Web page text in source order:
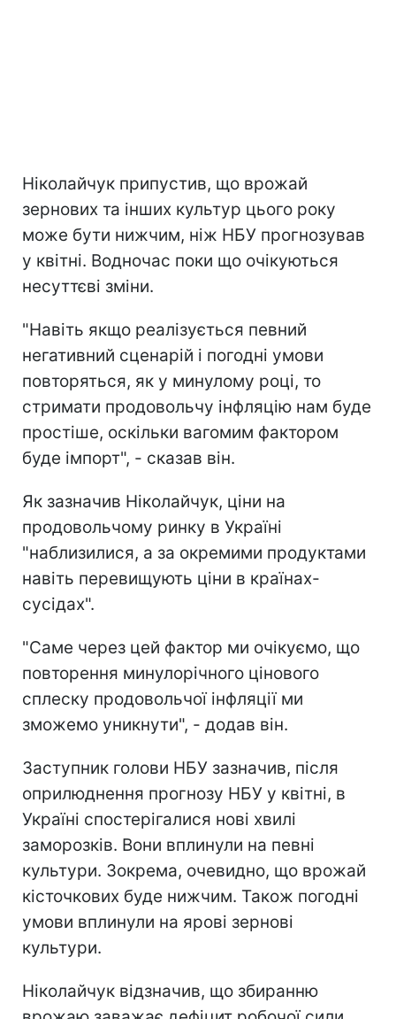
Ніколайчук припустив, що врожай
зернових та інших культур цього року
може бути нижчим, ніж НБУ прогнозував
у квітні. Водночас поки що очікуються
несуттєві зміни.
"Навіть якщо реалізується певний
негативний сценарій і погодні умови
повторяться, як у минулому році, то
стримати продовольчу інфляцію нам буде
простіше, оскільки вагомим фактором
буде імпорт", - сказав він.
Як зазначив Ніколайчук, ціни на
продовольчому ринку в Україні
"наблизилися, а за окремими продуктами
навіть перевищують ціни в країнах-
сусідах".
"Саме через цей фактор ми очікуємо, що
повторення минулорічного цінового
сплеску продовольчої інфляції ми
зможемо уникнути", - додав він.
Заступник голови НБУ зазначив, після
оприлюднення прогнозу НБУ у квітні, в
Україні спостерігалися нові хвилі
заморозків. Вони вплинули на певні
культури. Зокрема, очевидно, що врожай
кісточкових буде нижчим. Також погодні
умови вплинули на ярові зернові
культури.
Ніколайчук відзначив, що збиранню